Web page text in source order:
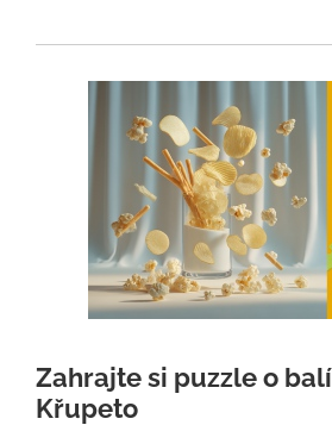
Zahrajte si puzzle o
Křupeto